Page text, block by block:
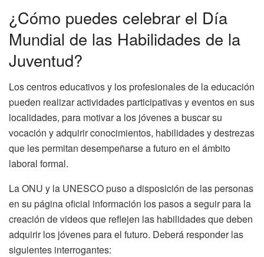
¿Cómo puedes celebrar el Día
Mundial de las Habilidades de la
Juventud?
Los centros educativos y los profesionales de la educación
pueden realizar actividades participativas y eventos en sus
localidades, para motivar a los jóvenes a buscar su
vocación y adquirir conocimientos, habilidades y destrezas
que les permitan desempeñarse a futuro en el ámbito
laboral formal.
La ONU y la UNESCO puso a disposición de las personas
en su página oficial información los pasos a seguir para la
creación de videos que reflejen las habilidades que deben
adquirir los jóvenes para el futuro. Deberá responder las
siguientes interrogantes: